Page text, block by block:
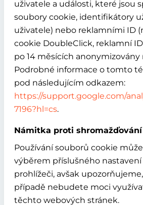
uživatele a události, které jsou
soubory cookie, identifikátory
uživatele) nebo reklamními ID
cookie DoubleClick, reklamní
po 14 měsících
Podrobné informace o tomto
pod následujícím odkazem:
https://support.google.com/
7196?hl=cs.
Námitka proti
Používání souborů cookie
výběrem příslušného nastavení
prohlížeči, avšak
případě nebudete moci
těchto webových stránek.